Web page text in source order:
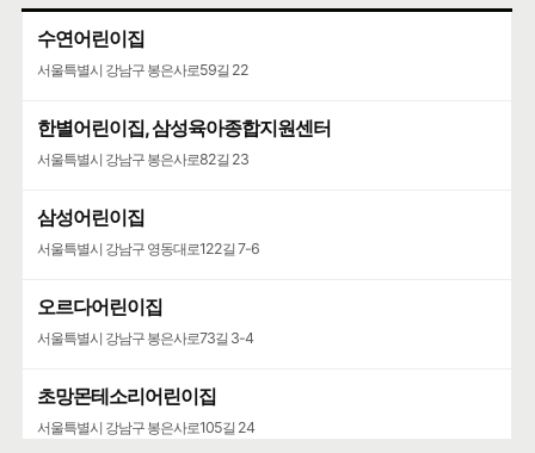
수연어린이집
서울특별시 강남구 봉은사로59길 22
한별어린이집, 삼성육아종합지원센터
서울특별시 강남구 봉은사로82길 23
삼성어린이집
서울특별시 강남구 영동대로122길 7-6
오르다어린이집
서울특별시 강남구 봉은사로73길 3-4
초망몬테소리어린이집
서울특별시 강남구 봉은사로105길 24